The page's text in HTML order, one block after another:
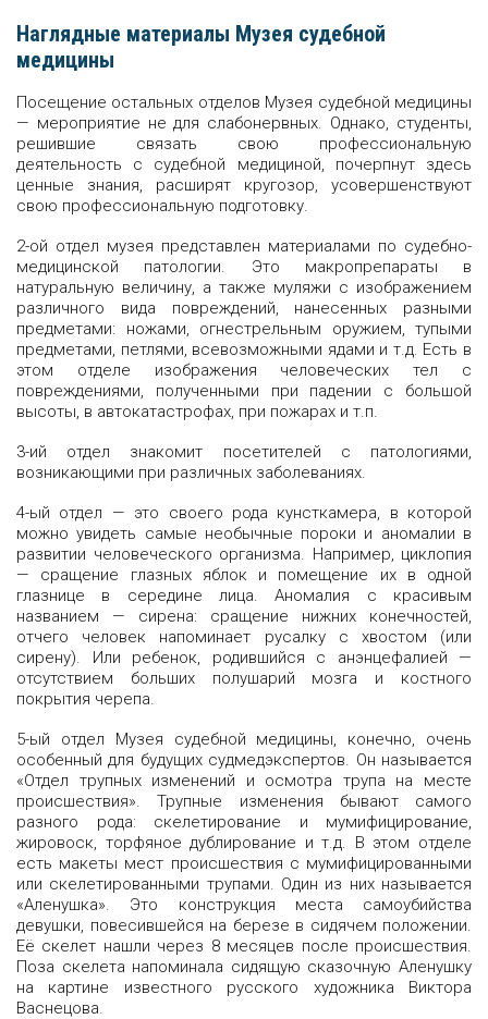
Наглядные материалы Музея судебной
медицины
Посещение остальных отделов Музея судебной медицины
— мероприятие не для слабонервных. Однако, студенты,
решившие связать свою профессиональную
деятельность с судебной медициной, почерпнут здесь
ценные знания, расширят кругозор, усовершенствуют
свою профессиональную подготовку.
2-ой отдел музея представлен материалами по судебно-
медицинской патологии. Это макропрепараты в
натуральную величину, а также муляжи с изображением
различного вида повреждений, нанесенных разными
предметами: ножами, огнестрельным оружием, тупыми
предметами, петлями, всевозможными ядами и т.д. Есть в
этом отделе изображения человеческих тел с
повреждениями, полученными при падении с большой
высоты, в автокатастрофах, при пожарах и т.п.
3-ий отдел знакомит посетителей с патологиями,
возникающими при различных заболеваниях.
4-ый отдел — это своего рода кунсткамера, в которой
можно увидеть самые необычные пороки и аномалии в
развитии человеческого организма. Например, циклопия
— сращение глазных яблок и помещение их в одной
глазнице в середине лица. Аномалия с красивым
названием — сирена: сращение нижних конечностей,
отчего человек напоминает русалку с хвостом (или
сирену). Или ребенок, родившийся с анэнцефалией —
отсутствием больших полушарий мозга и костного
покрытия черепа.
5-ый отдел Музея судебной медицины, конечно, очень
особенный для будущих судмедэкспертов. Он называется
«Отдел трупных изменений и осмотра трупа на месте
происшествия». Трупные изменения бывают самого
разного рода: скелетирование и мумифицирование,
жировоск, торфяное дублирование и т.д. В этом отделе
есть макеты мест происшествия с мумифицированными
или скелетированными трупами. Один из них называется
«Аленушка». Это конструкция места самоубийства
девушки, повесившейся на березе в сидячем положении.
Её скелет нашли через 8 месяцев после происшествия.
Поза скелета напоминала сидящую сказочную Аленушку
на картине известного русского художника Виктора
Васнецова.